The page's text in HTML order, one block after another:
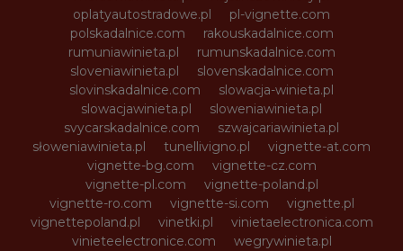
oplatyautostradowe.pl
pl-vignette.com
polskadalnice.com
rakouskadalnice.com
rumuniawinieta.pl
rumunskadalnice.com
sloveniawinieta.pl
slovenskadalnice.com
slovinskadalnice.com
slowacja-winieta.pl
slowacjawinieta.pl
sloweniawinieta.pl
svycarskadalnice.com
szwajcariawinieta.pl
słoweniawinieta.pl
tunellivigno.pl
vignette-at.com
vignette-bg.com
vignette-cz.com
vignette-pl.com
vignette-poland.pl
vignette-ro.com
vignette-si.com
vignette.pl
vignettepoland.pl
vinetki.pl
vinietaelectronica.com
vinieteelectronice.com
wegrywinieta.pl